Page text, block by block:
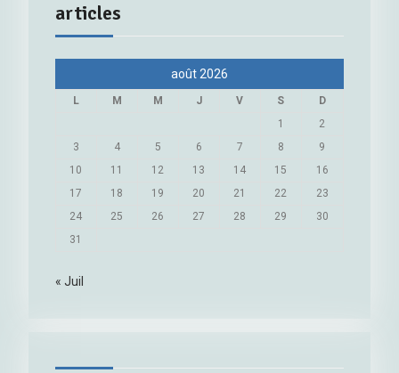
articles
août 2026
L M M J V S
D
1
2
3
4 5 6 7 8
9
10
11 12 13 14 15
16
17
18 19 20 21 22
23
24
25 26 27 28 29
30
31
« Juil